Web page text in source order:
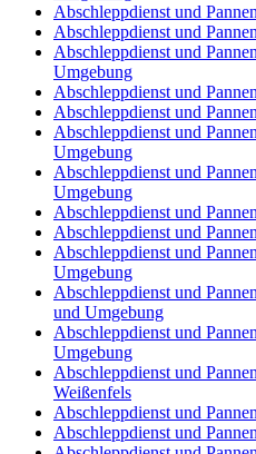
Abschleppdienst und
Abschleppdienst und
Abschleppdienst und
Umgebung
Abschleppdienst und
Abschleppdienst und
Abschleppdienst und
Umgebung
Abschleppdienst und
Umgebung
Abschleppdienst und
Abschleppdienst und
Abschleppdienst und
Umgebung
Abschleppdienst und
und Umgebung
Abschleppdienst und
Umgebung
Abschleppdienst und
Weißenfels
Abschleppdienst und
Abschleppdienst und